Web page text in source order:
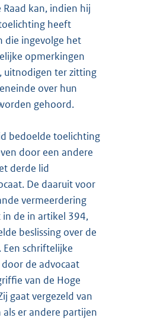
kan, indien hij
heeft
die ingevolge het
opmerkingen
uitnodigen ter zitting
over hun
gehoord.
bedoelde toelichting
door een andere
derde lid
De daaruit voor
vermeerdering
de in artikel 394,
beslissing over de
schriftelijke
de advocaat
van de Hoge
gaat vergezeld van
er andere partijen